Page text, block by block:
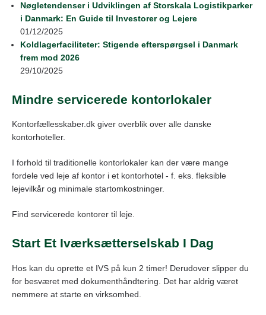
Nøgletendenser i Udviklingen af Storskala Logistikparker
i Danmark: En Guide til Investorer og Lejere
01/12/2025
Koldlagerfaciliteter: Stigende efterspørgsel i Danmark
frem mod 2026
29/10/2025
Mindre servicerede kontorlokaler
Kontorfællesskaber.dk giver overblik over alle danske
kontorhoteller.
I forhold til traditionelle kontorlokaler kan der være mange
fordele ved leje af kontor i et kontorhotel - f. eks. fleksible
lejevilkår og minimale startomkostninger.
Find servicerede kontorer til leje.
Start Et Iværksætterselskab I Dag
Hos kan du oprette et IVS på kun 2 timer! Derudover slipper du
for besværet med dokumenthåndtering. Det har aldrig været
nemmere at starte en virksomhed.